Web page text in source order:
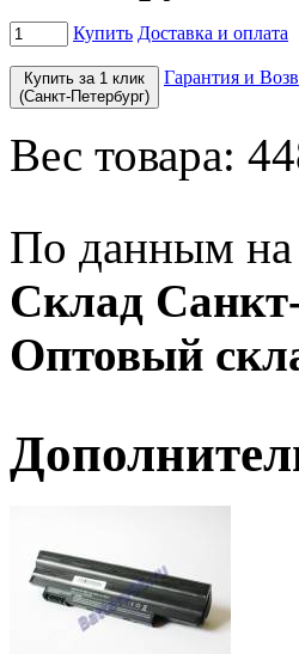
Купить Доставка и оплата
Купить за 1 клик
(Санкт-Петербург)
Гарантия и
Вес товара:
По данным на
Склад
Оптовый